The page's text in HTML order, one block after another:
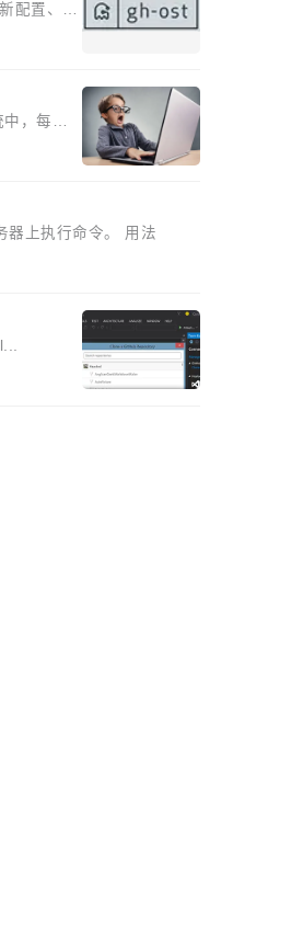
配置、审
，每个
器上执行命令。 用法